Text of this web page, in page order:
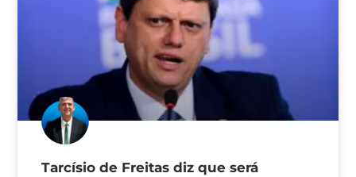
Tarcísio de Freitas diz que será